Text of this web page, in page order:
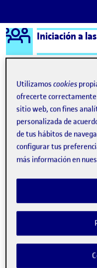
Saltar al contenido
Logo Ágora
Semestre 20221 - Aula 7
Anterior: Cierre del
Publicado porun poco
Publicado por
Carla Iglesia Guillen
Reproductor
Utilizamoscookies
ofrecerte
sitio web, con fines
personalizada de
de tus hábitos de
configurar tus
más información en